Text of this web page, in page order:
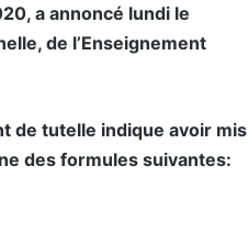
a annoncé lundi le
de l’Enseignement
de tutelle indique avoir mis
des formules suivantes: